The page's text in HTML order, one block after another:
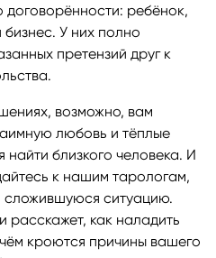
договорённости: ребёнок,
У них полно
претензий друг к
возможно, вам
любовь и тёплые
найти близкого человека. И
к нашим тарологам,
сложившуюся ситуацию.
расскажет, как наладить
кроются причины вашего